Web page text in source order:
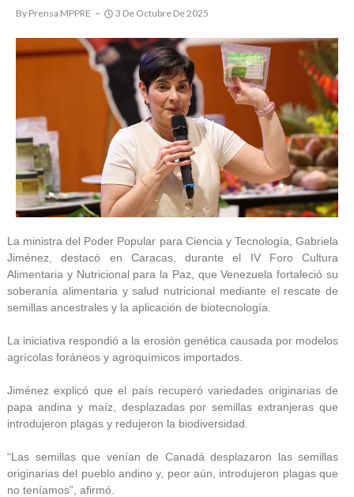
By Prensa MPPRE 3 De Octubre De 2025
La ministra del Poder Popular para Ciencia y Tecnología, Gabriela
Jiménez, destacó en Caracas, durante el IV Foro Cultura
Alimentaria y Nutricional para la Paz, que Venezuela fortaleció su
soberanía alimentaria y salud nutricional mediante el rescate de
semillas ancestrales y la aplicación de biotecnología.
La iniciativa respondió a la erosión genética causada por modelos
agrícolas foráneos y agroquímicos importados.
Jiménez explicó que el país recuperó variedades originarias de
papa andina y maíz, desplazadas por semillas extranjeras que
introdujeron plagas y redujeron la biodiversidad.
“Las semillas que venían de Canadá desplazaron las semillas
originarias del pueblo andino y, peor aún, introdujeron plagas que
no teníamos”, afirmó.